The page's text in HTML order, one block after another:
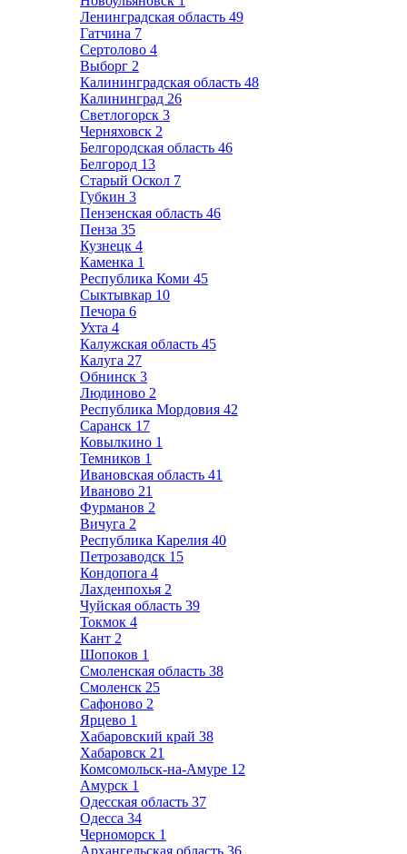
Ленинградская область 49
Гатчина 7
Сертолово 4
Выборг 2
Калининградская область 48
Калининград 26
Светлогорск 3
Черняховск 2
Белгородская область 46
Белгород 13
Старый Оскол 7
Губкин 3
Пензенская область 46
Пенза 35
Кузнецк 4
Каменка 1
Республика Коми 45
Сыктывкар 10
Печора 6
Ухта 4
Калужская область 45
Калуга 27
Обнинск 3
Людиново 2
Республика Мордовия 42
Саранск 17
Ковылкино 1
Темников 1
Ивановская область 41
Иваново 21
Фурманов 2
Вичуга 2
Республика Карелия 40
Петрозаводск 15
Кондопога 4
Лахденпохья 2
Чуйская область 39
Токмок 4
Кант 2
Шопоков 1
Смоленская область 38
Смоленск 25
Сафоново 2
Ярцево 1
Хабаровский край 38
Хабаровск 21
Комсомольск-на-Амуре 12
Амурск 1
Одесская область 37
Одесса 34
Черноморск 1
Архангельская область 36